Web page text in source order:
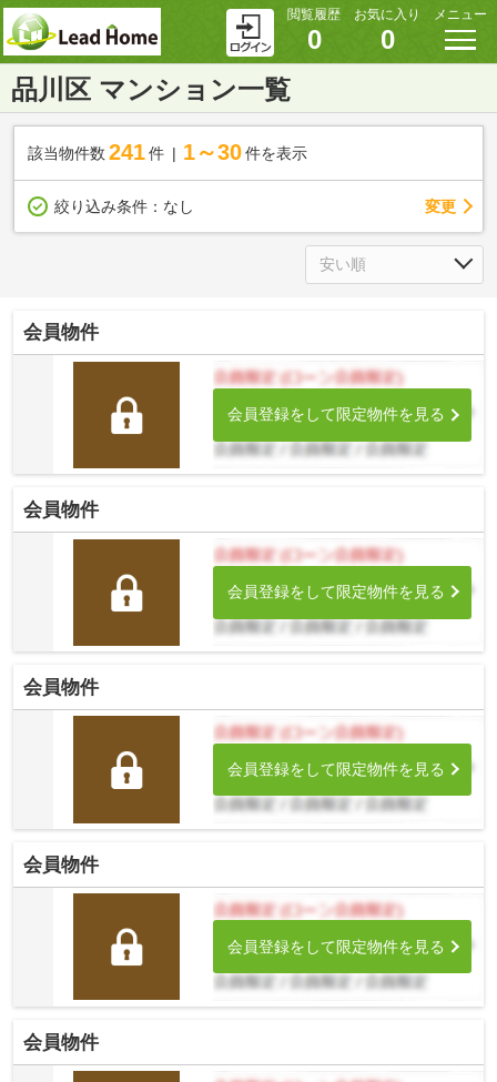
閲覧履歴
0
お気に入り
0
メニュー
品川区 マンション一覧
該当物件数 241件 1～30 件を表示
絞り込み条件： なし 変更
会員物件
会員登録をして限定物件を見る
会員物件
会員登録をして限定物件を見る
会員物件
会員登録をして限定物件を見る
会員物件
会員登録をして限定物件を見る
会員物件